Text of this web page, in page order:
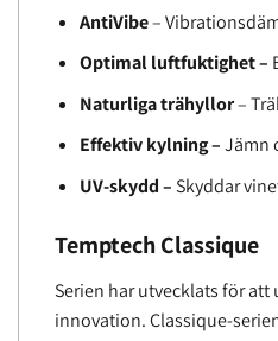
AntiVibe–
Optimal luftfuktighet –
Naturliga trähyllor–
Effektiv kylning –Jämn
UV-skydd – Skyddar
Temptech Classique
Serien har utvecklats för
innovation. Classique-